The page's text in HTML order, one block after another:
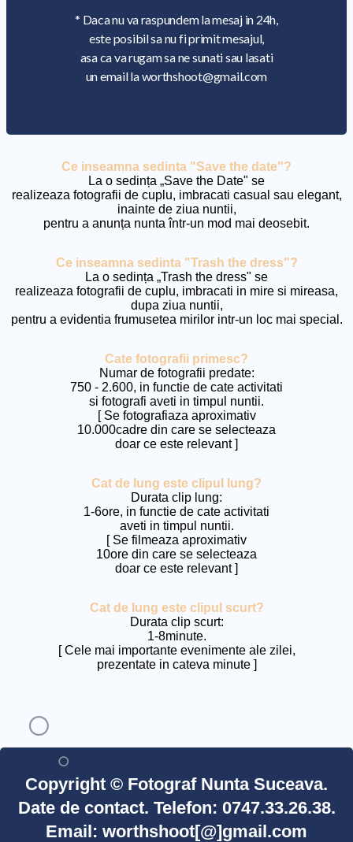
* Daca nu va raspundem la mesaj in 24h,
este posibil sa nu fi primit mesajul,
asa ca va rugam sa ne sunati sau lasati
un email la worthshoot@gmail.com
Ce inseamna sedinta "Save the date"?
La o sedința „Save the Date" se
realizeaza fotografii de cuplu, imbracati casual sau elegant,
inainte de ziua nuntii,
pentru a anunța nunta într-un mod mai deosebit.
Ce inseamna sedinta "Trash the dress"?
La o sedința „Trash the dress" se
realizeaza fotografii de cuplu, imbracati in mire si mireasa,
dupa ziua nuntii,
pentru a evidentia frumusetea mirilor intr-un loc mai special.
Cate fotografii primesc?
Numar de fotografii predate:
750 - 2.600, in functie de cate activitati
si fotografi aveti in timpul nuntii.
[ Se fotografiaza aproximativ
10.000cadre din care se selecteaza
doar ce este relevant ]
Cat de lung este clipul lung?
Durata clip lung:
1-6ore, in functie de cate activitati
aveti in timpul nuntii.
[ Se filmeaza aproximativ
10ore din care se selecteaza
doar ce este relevant ]
Cat de lung este clipul scurt?
Durata clip scurt:
1-8minute.
[ Cele mai importante evenimente ale zilei,
prezentate in cateva minute ]
Copyright © Fotograf Nunta Suceava.
Date de contact. Telefon: 0747.33.26.38.
Email: worthshoot[@]gmail.com